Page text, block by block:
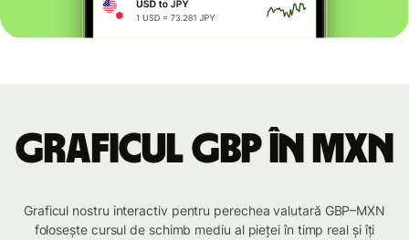
Graficul GBP în MXN
Graficul nostru interactiv pentru perechea valutară GBP–MXN
folosește cursul de schimb mediu al pieței în timp real și îți